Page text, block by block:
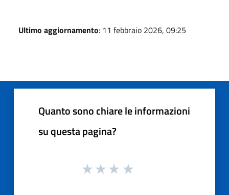
Ultimo aggiornamento: 11 febbraio 2026, 09:25
Quanto sono chiare le informazioni
su questa pagina?